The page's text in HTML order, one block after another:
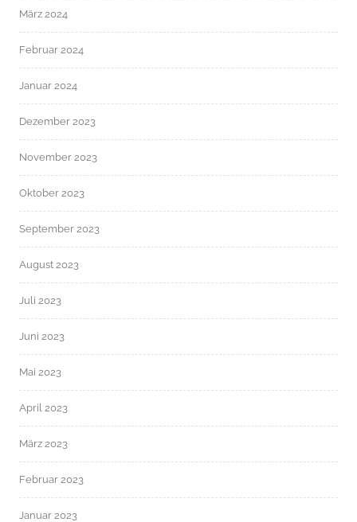
März 2024
Februar 2024
Januar 2024
Dezember 2023
November 2023
Oktober 2023
September 2023
August 2023
Juli 2023
Juni 2023
Mai 2023
April 2023
März 2023
Februar 2023
Januar 2023